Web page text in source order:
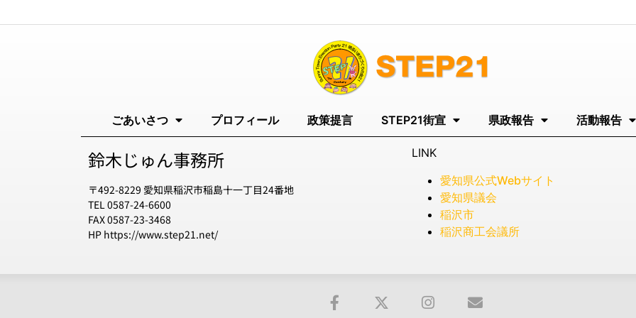
ごあいさつ プロフィール 政策提言 STEP21街宣 県政報告 活動報告
鈴木じゅん事務所
〒492-8229 愛知県稲沢市稲島十一丁目24番地
TEL 0587-24-6600
FAX 0587-23-3468
HP https://www.step21.net/
LINK
愛知県公式Webサイト
愛知県議会
稲沢市
稲沢商工会議所